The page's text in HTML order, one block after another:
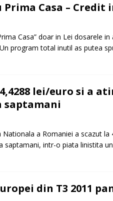
Casa – Credit
Casa” doar in Lei dosarele
program total inutil as putea
lei/euro si a
saptamani
a Romaniei a scazut
saptamani, intr-o piata linistita
din T3 2011